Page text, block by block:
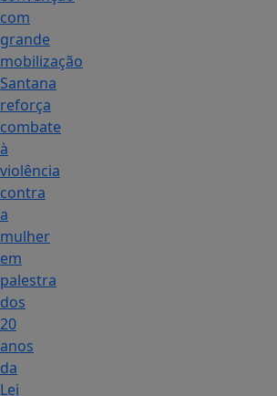
com
grande
mobilização
Santana
reforça
combate
à
violência
contra
a
mulher
em
palestra
dos
20
anos
da
Lei